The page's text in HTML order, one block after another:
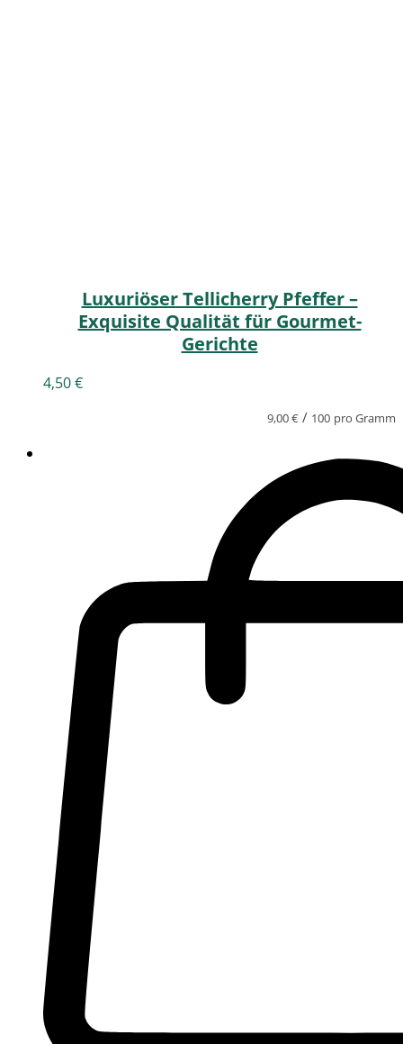
Luxuriöser Tellicherry Pfeffer –
Exquisite Qualität für Gourmet-
Gerichte
4,50€
9,00€ / 100 pro Gramm